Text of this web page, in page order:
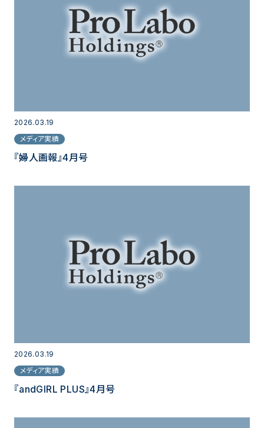
2026.03.19
メディア実績
『婦人画報』4月号
2026.03.19
メディア実績
『andGIRL PLUS』4月号